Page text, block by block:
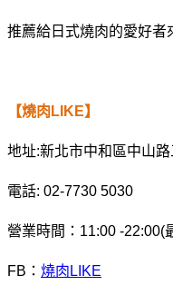
推薦給日式燒肉的愛好者
【燒肉LIKE】
地址:新北市中和區中山
電話: 02-7730 5030
營業時間：11:00 -22:00(
FB： 燒肉LIKE